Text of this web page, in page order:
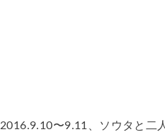
2016.9.10〜9.11、ソウタと二